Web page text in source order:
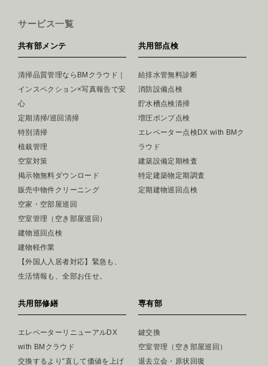
サービス一覧
共有部メンテ
清掃品質管理ならBMクラウド｜
インスペクション×写真報告で安
心
定期清掃/巡回清掃
特別清掃
植栽管理
空室対策
掲示物無料ダウンロード
販売中物件クリーニング
空家・空部屋巡回
空室管理（空き部屋巡回）
建物巡回点検
建物軽作業
【外国人入居者対応】緊急も、
生活情報も、全部お任せ。
共用部点検
給排水管無料診断
消防設備点検
貯水槽点検清掃
増圧ポンプ点検
エレベーター点検DX with BMク
ラウド
建築設備定期検査
特定建築物定期調査
定期建物巡回点検
共用部修繕
エレベーターリニューアルDX
with BMクラウド
交換するより“直して価値を上げ
専有部
鍵交換
空室管理（空き部屋巡回）
退去立会・原状回復